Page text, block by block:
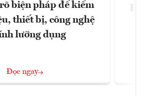
biện pháp để kiểm
thiết bị, công nghệ
lưỡng dụng
Đọc ngay